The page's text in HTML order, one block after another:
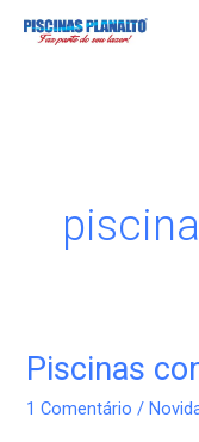
Piscinas
1 Comentário /
Piscinas